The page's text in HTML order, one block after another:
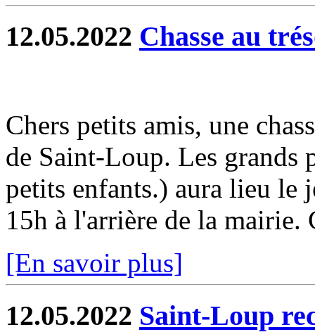
12.05.2022 Chasse au
Chers petits amis, une
de Saint-Loup. Les grands
petits enfants.) aura lieu le
15h à l'arrière de la mairie.
[En savoir plus]
12.05.2022 Saint-Loup